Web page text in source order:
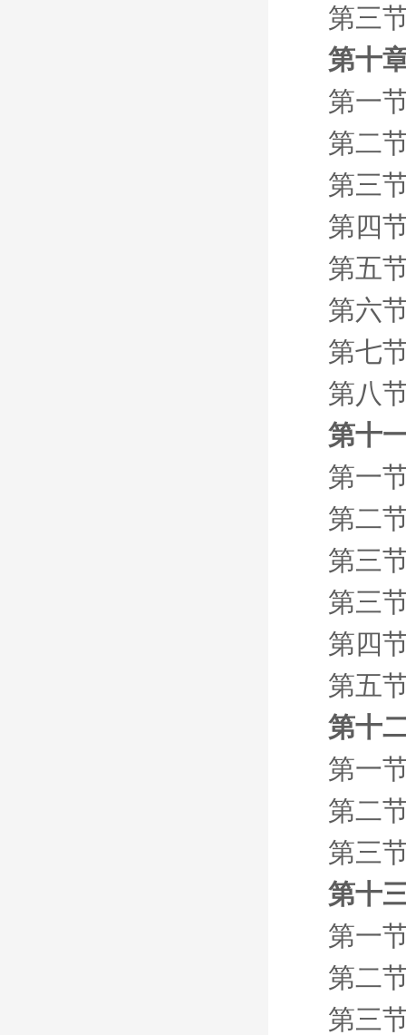
第三
第十
第一
第二
第三
第四
第五
第六
第七
第八
第十
第一
第二
第三
第三
第四
第五
第十
第一
第二
第三
第十
第一
第二
第三